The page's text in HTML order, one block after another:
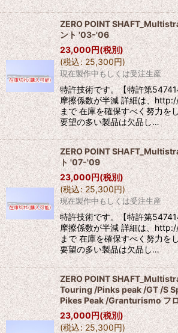
ZERO POINT
ント '03-'06
23,000円(税別)
(税込: 25,300円)
現在製作中もしくは受注生産
特許技術です。【特許第
摩擦係数が半減 詳細は、
まで 在庫を確保すべく努力を
要望の多い製品は欠品し…
ZERO POINT
ト '07-'09
23,000円(税別)
(税込: 25,300円)
現在製作中もしくは受注生産
特許技術です。【特許第
摩擦係数が半減 詳細は、
まで 在庫を確保すべく努力を
要望の多い製品は欠品し…
ZERO POINT
Touring /Pinks peak /GT /S
Pikes Peak /Granturismo フ
23,000円(税別)
(税込: 25,300円)